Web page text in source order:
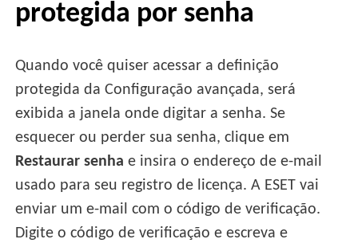
protegida por senha
Quando você quiser acessar a definição
protegida da Configuração avançada, será
exibida a janela onde digitar a senha. Se
esquecer ou perder sua senha, clique em
Restaurar senha e insira o endereço de e-mail
usado para seu registro de licença. A ESET vai
enviar um e-mail com o código de verificação.
Digite o código de verificação e escreva e